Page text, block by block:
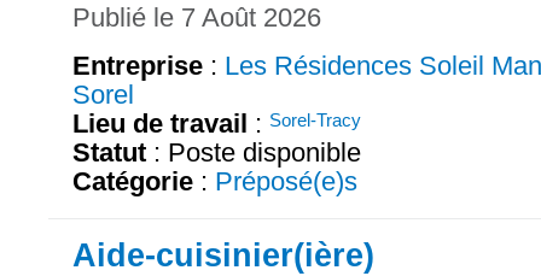
Publié le 7 Août 2026
Entreprise : Les Résidences Soleil
Sorel
Lieu de travail : Sorel-Tracy
Statut : Poste disponible
Catégorie : Préposé(e)s
Aide-cuisinier(ière)